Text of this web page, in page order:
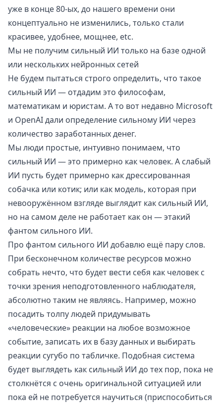
уже в конце 80-ых, до нашего времени они
концептуально не изменились, только стали
красивее, удобнее, мощнее, etc.
Мы не получим сильный ИИ только на базе одной
или нескольких нейронных сетей
Не будем пытаться строго определить, что такое
сильный ИИ — отдадим это философам,
математикам и юристам. А то вот недавно Microsoft
и OpenAI дали определение сильному ИИ через
количество заработанных денег.
Мы люди простые, интуивно понимаем, что
сильный ИИ — это примерно как человек. А слабый
ИИ пусть будет примерно как дрессированная
собачка или котик; или как модель, которая при
невооружённом взгляде выглядит как сильный ИИ,
но на самом деле не работает как он — этакий
фантом сильного ИИ.
Про фантом сильного ИИ добавлю ещё пару слов.
При бесконечном количестве ресурсов можно
собрать нечто, что будет вести себя как человек с
точки зрения неподготовленного наблюдателя,
абсолютно таким не являясь. Например, можно
посадить толпу людей придумывать
«человеческие» реакции на любое возможное
событие, записать их в базу данных и выбирать
реакции сугубо по табличке. Подобная система
будет выглядеть как сильный ИИ до тех пор, пока не
столкнётся с очень оригинальной ситуацией или
пока ей не потребуется научиться (приспособиться